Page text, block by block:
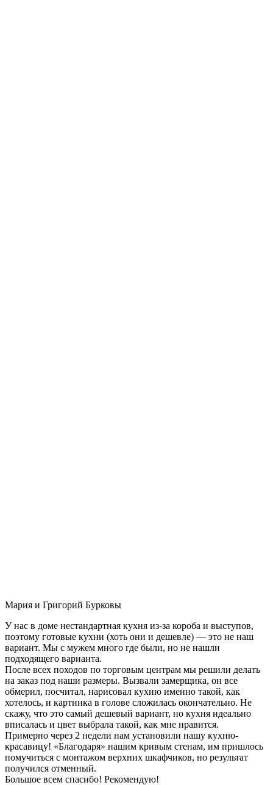
Мария и Григорий Бурковы
У нас в доме нестандартная кухня из-за короба и выступов,
поэтому готовые кухни (хоть они и дешевле) — это не наш
вариант. Мы с мужем много где были, но не нашли
подходящего варианта.
После всех походов по торговым центрам мы решили делать
на заказ под наши размеры. Вызвали замерщика, он все
обмерил, посчитал, нарисовал кухню именно такой, как
хотелось, и картинка в голове сложилась окончательно. Не
скажу, что это самый дешевый вариант, но кухня идеально
вписалась и цвет выбрала такой, как мне нравится.
Примерно через 2 недели нам установили нашу кухню-
красавицу! «Благодаря» нашим кривым стенам, им пришлось
помучиться с монтажом верхних шкафчиков, но результат
получился отменный.
Большое всем спасибо! Рекомендую!